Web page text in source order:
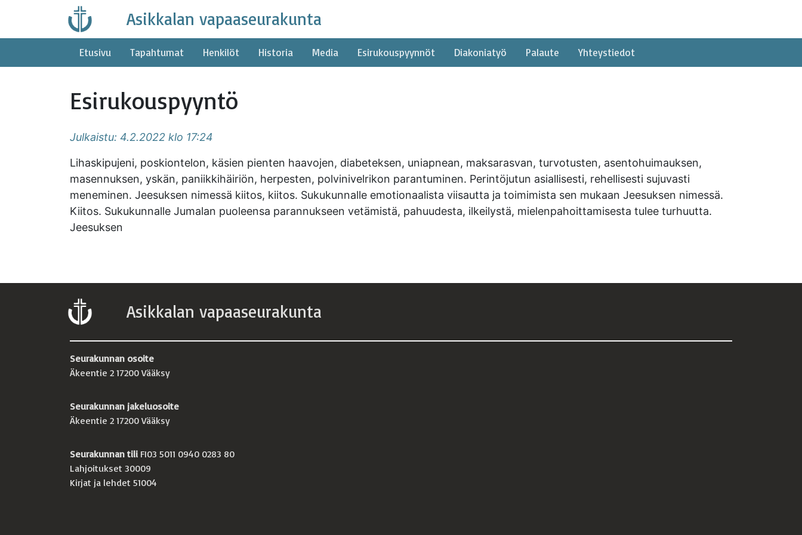
content
Asikkalan vapaaseurakunta
Etusivu Tapahtumat Henkilöt Historia Media Esirukouspyynnöt Diakoniatyö Palaute Yhteystiedot
Esirukouspyyntö
Julkaistu: 4.2.2022 klo 17:24
Lihaskipujeni, poskiontelon, käsien pienten haavojen, diabeteksen, uniapnean, maksarasvan, turvotusten, asentohuimauksen,
masennuksen, yskän, paniikkihäiriön, herpesten, polvinivelrikon parantuminen. Perintöjutun asiallisesti, rehellisesti sujuvasti
meneminen. Jeesuksen nimessä kiitos, kiitos. Sukukunnalle emotionaalista viisautta ja toimimista sen mukaan Jeesuksen nimessä.
Kiitos. Sukukunnalle Jumalan puoleensa parannukseen vetämistä, pahuudesta, ilkeilystä, mielenpahoittamisesta tulee turhuutta.
Jeesuksen
Asikkalan vapaaseurakunta
Seurakunnan osoite
Äkeentie 2 17200 Vääksy
Seurakunnan jakeluosoite
Äkeentie 2 17200 Vääksy
Seurakunnan tili FI03 5011 0940 0283 80
Lahjoitukset 30009
Kirjat ja lehdet 51004